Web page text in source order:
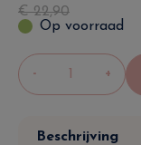
€22,90
Op voorraad
- +
Beschrijving